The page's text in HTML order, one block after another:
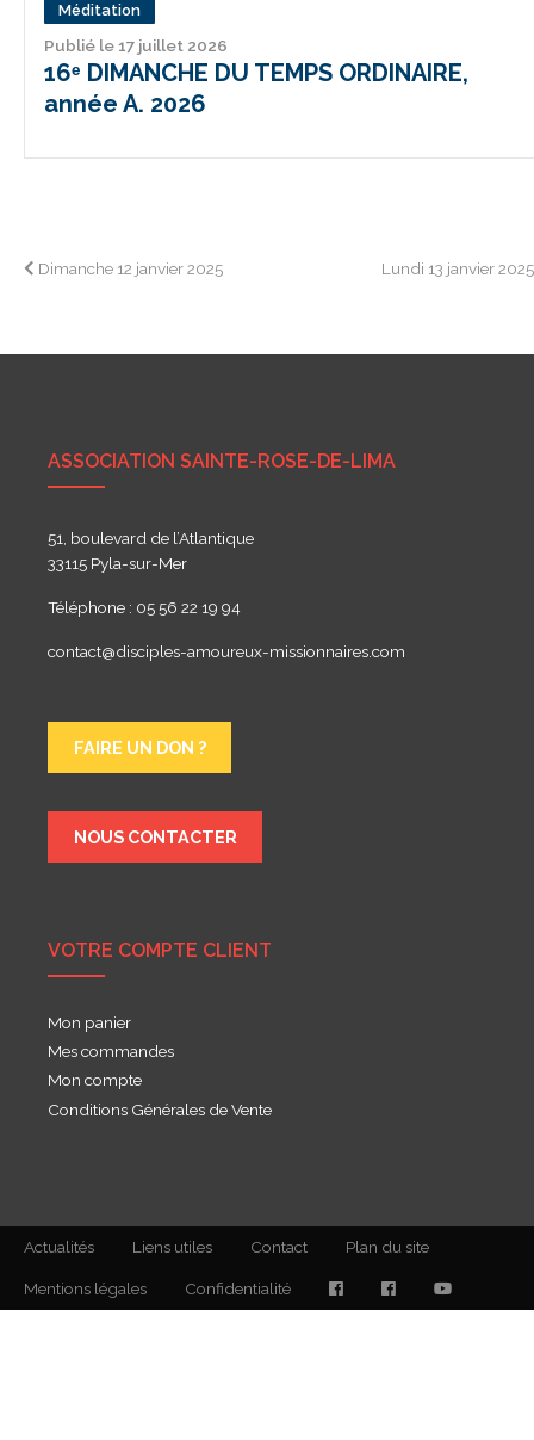
Méditation
Publié le 17 juillet 2026
16ᵉ DIMANCHE DU TEMPS ORDINAIRE,
année A. 2026
Navigation
Dimanche 12 janvier 2025 Lundi 13 janvier
ASSOCIATION SAINTE-ROSE-DE-LIMA
51, boulevard de l’Atlantique
33115 Pyla-sur-Mer
Téléphone : 05 56 22 19 94
contact@disciples-amoureux-missionnaires.com
FAIRE UN DON ?
NOUS CONTACTER
VOTRE COMPTE CLIENT
Mon panier
Mes commandes
Mon compte
Conditions Générales de Vente
Actualités Liens utiles Contact Plan du site
Mentions légales Confidentialité